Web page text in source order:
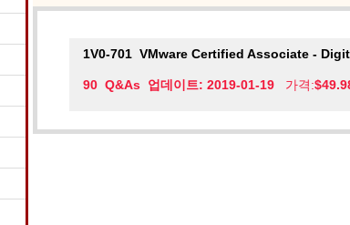
1V0-701 VMware Certified Associate -
90 Q&As 업데이트: 2019-01-19 가격: